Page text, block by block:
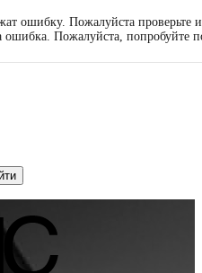
ошибку. Пожалуйста проверьте
ошибка. Пожалуйста, попробуйте